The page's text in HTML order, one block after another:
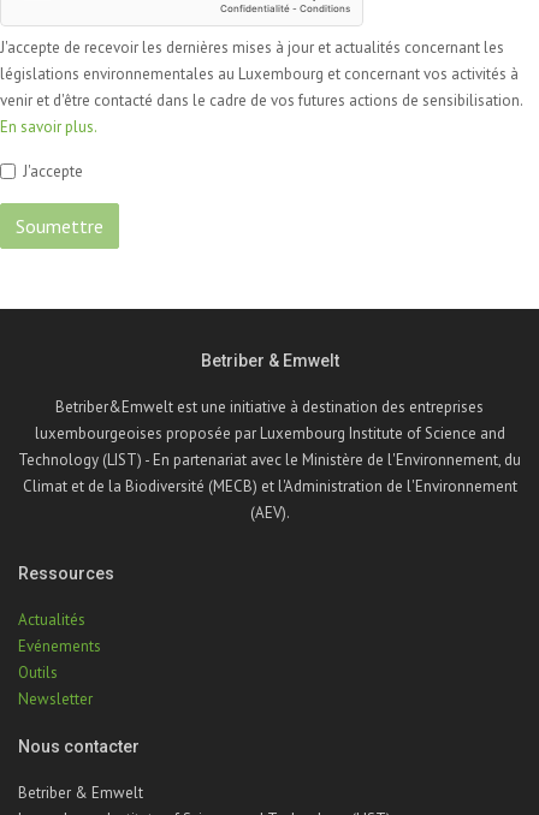
J'accepte de recevoir les dernières mises à jour et actualités concernant les
législations environnementales au Luxembourg et concernant vos activités à
venir et d'être contacté dans le cadre de vos futures actions de sensibilisation.
En savoir plus.
J'accepte
Betriber & Emwelt
Betriber&Emwelt est une initiative à destination des entreprises
luxembourgeoises proposée par Luxembourg Institute of Science and
Technology (LIST) - En partenariat avec le Ministère de l'Environnement, du
Climat et de la Biodiversité (MECB) et l'Administration de l'Environnement
(AEV).
Ressources
Actualités
Evénements
Outils
Newsletter
Nous contacter
Betriber & Emwelt